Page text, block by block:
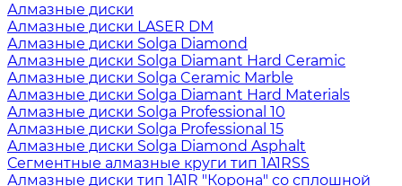
Алмазные диски
Алмазные диски LASER DM
Алмазные диски Solga Diamond
Алмазные диски Solga Diamant Hard Ceramic
Алмазные диски Solga Ceramic Marble
Алмазные диски Solga Diamant Hard Materials
Алмазные диски Solga Professional 10
Алмазные диски Solga Professional 15
Алмазные диски Solga Diamond Asphalt
Сегментные алмазные круги тип 1A1RSS
Алмазные диски тип 1A1R "Корона" со сплошной